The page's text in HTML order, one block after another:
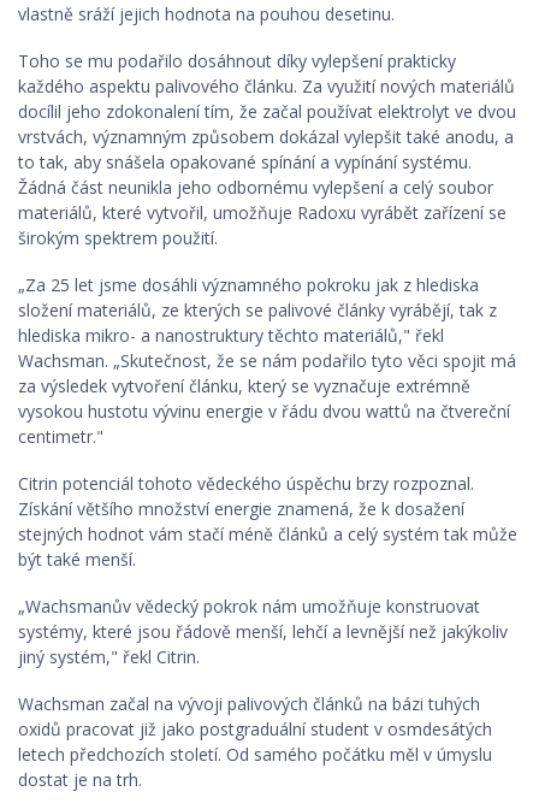
vlastně sráží jejich hodnota na pouhou desetinu.
Toho se mu podařilo dosáhnout díky vylepšení prakticky
každého aspektu palivového článku. Za využití nových materiálů
docílil jeho zdokonalení tím, že začal používat elektrolyt ve dvou
vrstvách, významným způsobem dokázal vylepšit také anodu, a
to tak, aby snášela opakované spínání a vypínání systému.
Žádná část neunikla jeho odbornému vylepšení a celý soubor
materiálů, které vytvořil, umožňuje Radoxu vyrábět zařízení se
širokým spektrem použití.
„Za 25 let jsme dosáhli významného pokroku jak z hlediska
složení materiálů, ze kterých se palivové články vyrábějí, tak z
hlediska mikro- a nanostruktury těchto materiálů," řekl
Wachsman. „Skutečnost, že se nám podařilo tyto věci spojit má
za výsledek vytvoření článku, který se vyznačuje extrémně
vysokou hustotu vývinu energie v řádu dvou wattů na čtvereční
centimetr."
Citrin potenciál tohoto vědeckého úspěchu brzy rozpoznal.
Získání většího množství energie znamená, že k dosažení
stejných hodnot vám stačí méně článků a celý systém tak může
být také menší.
„Wachsmanův vědecký pokrok nám umožňuje konstruovat
systémy, které jsou řádově menší, lehčí a levnější než jakýkoliv
jiný systém," řekl Citrin.
Wachsman začal na vývoji palivových článků na bázi tuhých
oxidů pracovat již jako postgraduální student v osmdesátých
letech předchozích století. Od samého počátku měl v úmyslu
dostat je na trh.